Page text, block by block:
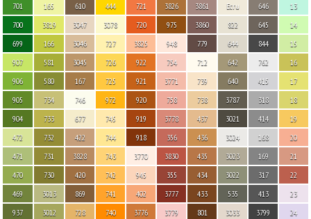
701
700
699
907
906
905
904
472
471
470
469
937
165
3819
166
581
580
734
733
732
731
730
3013
3012
610
3047
3046
3045
167
746
677
422
3828
420
869
728
444
3078
727
726
725
972
745
744
743
742
741
740
721
720
3825
922
921
920
919
918
3770
945
402
3776
3826
975
948
754
3771
758
3778
356
3830
355
3777
3779
3861
3860
779
712
739
738
437
436
435
434
433
801
Ecru
822
644
642
640
3787
3021
3024
3023
3022
535
3033
646
645
844
762
415
318
414
168
169
317
413
3799
13
14
15
16
17
18
19
20
21
22
23
24